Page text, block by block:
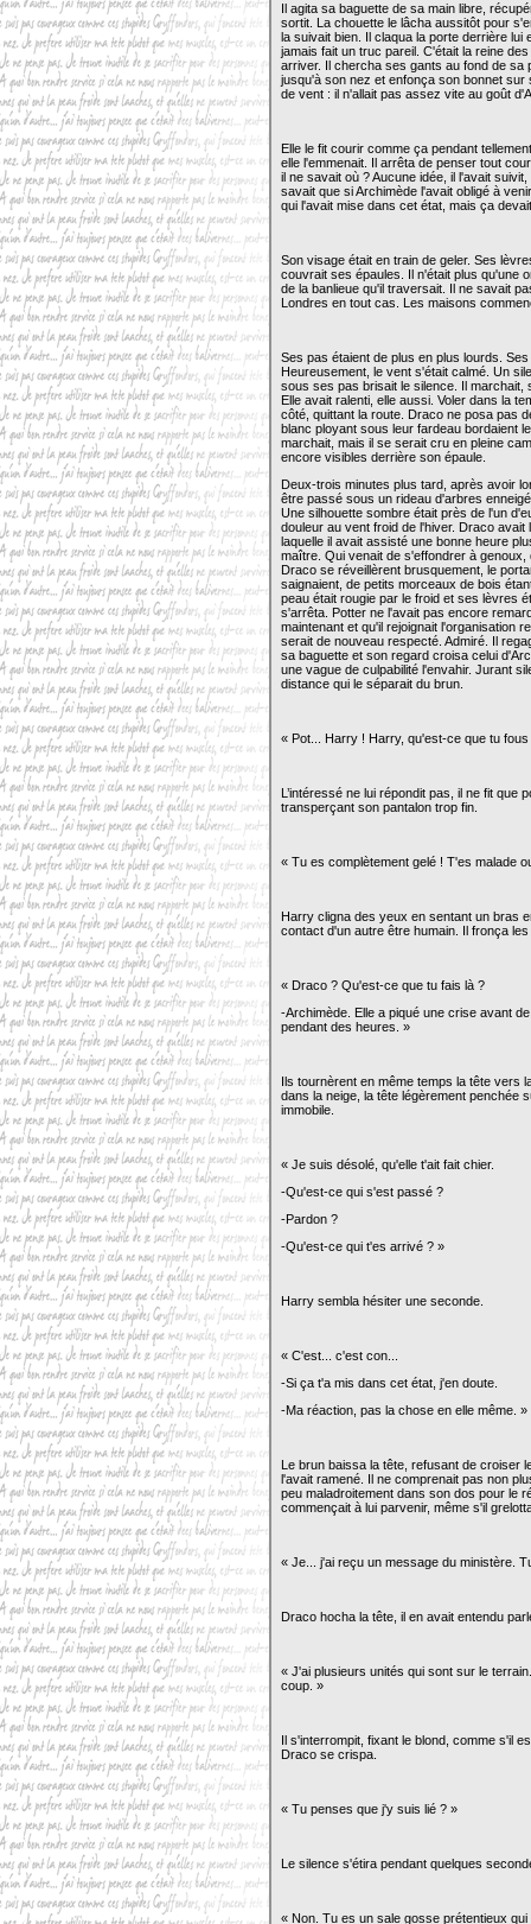
Il agita sa baguette de sa main libre,
sortit. La chouette le lâcha aussitôt pour
la suivait bien. Il claqua la porte derrière lui
jamais fait un truc pareil. C'était la reine
arriver. Il chercha ses gants au fond de sa
jusqu'à son nez et enfonça son bonnet
de vent : il n'allait pas assez vite au goût
Elle le fit courir comme ça pendant
elle l'emmenait. Il arrêta de penser tout
il ne savait où ? Aucune idée, il l'avait
savait que si Archimède l'avait obligé à
qui l'avait mise dans cet état, mais ça
Son visage était en train de geler. Ses
couvrait ses épaules. Il n'était plus qu'une
de la banlieue qu'il traversait. Il ne savait
Londres en tout cas. Les maisons
Ses pas étaient de plus en plus lourds.
Heureusement, le vent s'était calmé. Un
sous ses pas brisait le silence. Il marchait,
Elle avait ralenti, elle aussi. Voler dans la
côté, quittant la route. Draco ne posa pas
blanc ployant sous leur fardeau bordaient
marchait, mais il se serait cru en pleine
encore visibles derrière son épaule.
Deux-trois minutes plus tard, après avoir
être passé sous un rideau d'arbres
Une silhouette sombre était près de l'un
douleur au vent froid de l'hiver. Draco
laquelle il avait assisté une bonne heure
maître. Qui venait de s'effondrer à
Draco se réveillèrent brusquement, le
saignaient, de petits morceaux de bois
peau était rougie par le froid et ses lèvres
s'arrêta. Potter ne l'avait pas encore
maintenant et qu'il rejoignait l'organisation
serait de nouveau respecté. Admiré. Il
sa baguette et son regard croisa celui
une vague de culpabilité l'envahir. Jurant
distance qui le séparait du brun.
« Pot... Harry ! Harry, qu'est-ce que tu fous
L’intéressé ne lui répondit pas, il ne fit que
transperçant son pantalon trop fin.
« Tu es complètement gelé ! T'es malade
Harry cligna des yeux en sentant un bras
contact d'un autre être humain. Il fronça
« Draco ? Qu'est-ce que tu fais là ?
-Archimède. Elle a piqué une crise avant
pendant des heures. »
Ils tournèrent en même temps la tête vers
dans la neige, la tête légèrement penchée
immobile.
« Je suis désolé, qu'elle t'ait fait chier.
-Qu'est-ce qui s'est passé ?
-Pardon ?
-Qu'est-ce qui t'es arrivé ? »
Harry sembla hésiter une seconde.
« C'est... c'est con...
-Si ça t'a mis dans cet état, j'en doute.
-Ma réaction, pas la chose en elle même. »
Le brun baissa la tête, refusant de croiser
l'avait ramené. Il ne comprenait pas non
peu maladroitement dans son dos pour le
commençait à lui parvenir, même s'il
« Je... j'ai reçu un message du ministère.
Draco hocha la tête, il en avait entendu
« J'ai plusieurs unités qui sont sur le
coup. »
Il s'interrompit, fixant le blond, comme s'il
Draco se crispa.
« Tu penses que j'y suis lié ? »
Le silence s'étira pendant quelques
« Non. Tu es un sale gosse prétentieux